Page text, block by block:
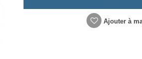
Ajouter à